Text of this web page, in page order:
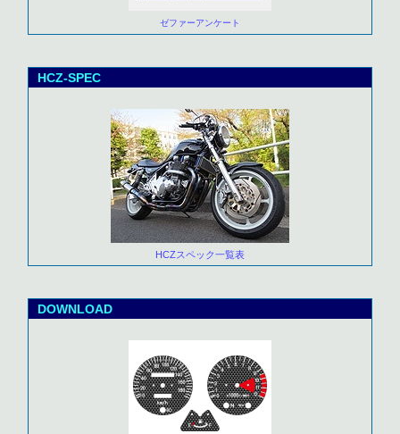
ゼファーアンケート
HCZ-SPEC
HCZスペック一覧表
DOWNLOAD